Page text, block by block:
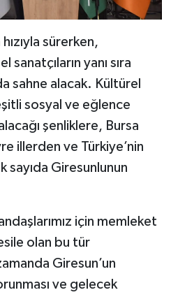
hızıyla sürerken,
yanı sıra
sahne alacak. Kültürel
sosyal ve eğlence
şenliklere, Bursa
illerden ve Türkiye’nin
sayıda Giresunlunun
için memleket
olan bu tür
Giresun’un
ve gelecek